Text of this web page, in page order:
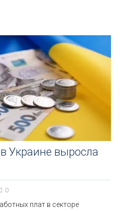
Украине выросла
0
плат в секторе